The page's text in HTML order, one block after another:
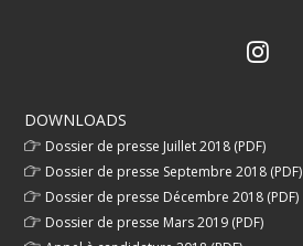
DOWNLOADS
Dossier de presse Juillet 2018 (PDF)
Dossier de presse Septembre 2018 (PDF)
Dossier de presse Décembre 2018 (PDF)
Dossier de presse Mars 2019 (PDF)